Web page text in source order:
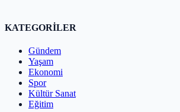
KATEGORİLER
Gündem
Yaşam
Ekonomi
Spor
Kültür Sanat
Eğitim